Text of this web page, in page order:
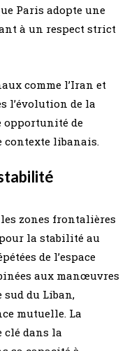
Paris adopte une
à un respect strict
comme l’Iran et
l’évolution de la
opportunité de
contexte libanais.
zones frontalières
la stabilité au
de l’espace
aux manœuvres
du Liban,
mutuelle. La
clé dans la